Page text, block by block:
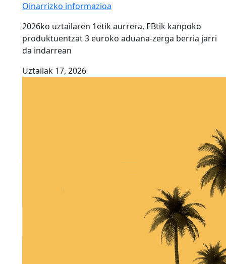
Oinarrizko informazioa
2026ko uztailaren 1etik aurrera, EBtik kanpoko
produktuentzat 3 euroko aduana-zerga berria jarri
da indarrean
Uztailak 17, 2026